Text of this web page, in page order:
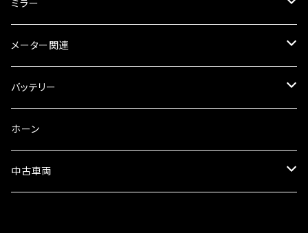
オイルクーラー
ラジエーター
フォークオイル
スリップオン
サイレンサー
ブレーキパット
ブレーキオイル
その他
ミラー
ミラー本体
ミラーアダプター
ミラーその他
メーター関連
スピードメーター
タコメーター
セット
バッテリー
バッテリー充電器
ホーン
中古車両